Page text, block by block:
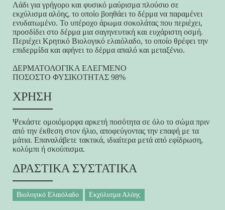
Λάδι για γρήγορο και φυσικό μαύρισμα πλούσιο σε
εκχύλισμα αλόης, το οποίο βοηθάει το δέρμα να παραμένει
ενυδατωμένο. Το υπέροχο άρωμα σοκολάτας που περιέχει,
προσδίδει στο δέρμα μια σαγηνευτική και ευχάριστη οσμή.
Περιέχει Κρητικό Βιολογικό ελαιόλαδο, το οποίο θρέφει την
επιδερμίδα και αφήνει το δέρμα απαλό και μεταξένιο.
ΔΕΡΜΑΤΟΛΟΓΙΚΑ ΕΛΕΓΜΕΝΟ
ΠΟΣΟΣΤΟ ΦΥΣΙΚΟΤΗΤΑΣ 98%
ΧΡΗΣΗ
Ψεκάστε ομοιόμορφα αρκετή ποσότητα σε όλο το σώμα πριν
από την έκθεση στον ήλιο, αποφεύγοντας την επαφή με τα
μάτια. Επαναλάβετε τακτικά, ιδιαίτερα μετά από εφίδρωση,
κολύμπι ή σκούπισμα.
ΔΡΑΣΤΙΚΑ ΣΥΣΤΑΤΙΚΑ
Βιολογικό Ελαιόλαδο Εκχύλισμα Αλόης